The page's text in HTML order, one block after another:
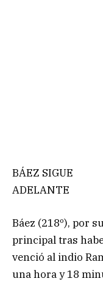
BÁEZ SIGUE
ADELANTE
Báez (218º), por
principal tras
venció al indio
una hora y 18